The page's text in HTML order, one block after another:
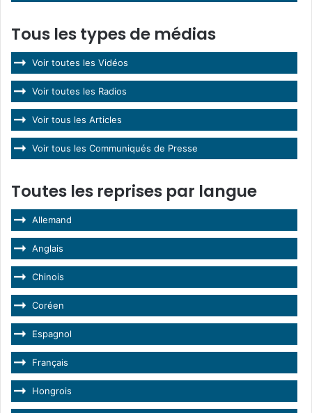
Tous les types de médias
Voir toutes les Vidéos
Voir toutes les Radios
Voir tous les Articles
Voir tous les Communiqués de Presse
Toutes les reprises par langue
Allemand
Anglais
Chinois
Coréen
Espagnol
Français
Hongrois